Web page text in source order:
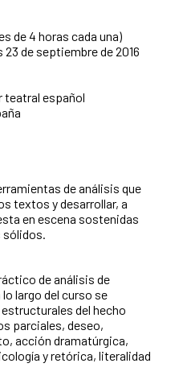
de 4 horas cada una)
23 de septiembre de 2016
teatral español
de análisis que
textos y desarrollar, a
en escena sostenidas
sólidos.
de análisis de
largo del curso se
del hecho
parciales, deseo,
acción dramatúrgica,
y retórica, literalidad